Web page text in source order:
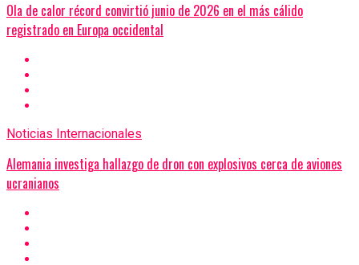
Ola de calor récord convirtió junio de 2026 en el más cálido
registrado en Europa occidental
Noticias Internacionales
Alemania investiga hallazgo de dron con explosivos cerca de aviones
ucranianos